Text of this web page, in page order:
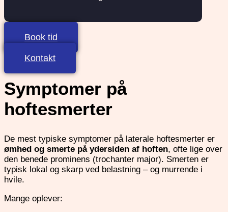
Book tid
Kontakt
Symptomer på
hoftesmerter
De mest typiske symptomer på laterale hoftesmerter er
ømhed og smerte på ydersiden af hoften, ofte lige over
den benede prominens (trochanter major). Smerten er
typisk lokal og skarp ved belastning – og murrende i
hvile.
Mange oplever: